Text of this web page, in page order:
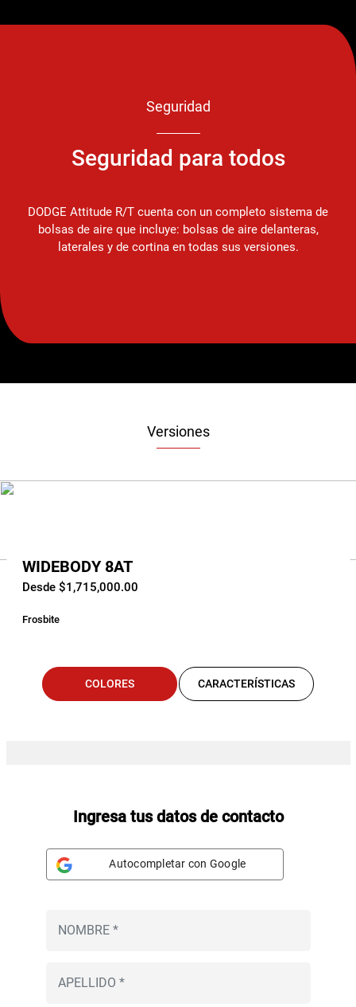
Seguridad
Seguridad para todos
DODGE Attitude R/T cuenta con un completo sistema de
bolsas de aire que incluye: bolsas de aire delanteras,
laterales y de cortina en todas sus versiones.
Versiones
WIDEBODY 8AT
Desde $1,715,000.00
Frosbite
COLORES CARACTERÍSTICAS
Ingresa tus datos de contacto
Autocompletar con Google